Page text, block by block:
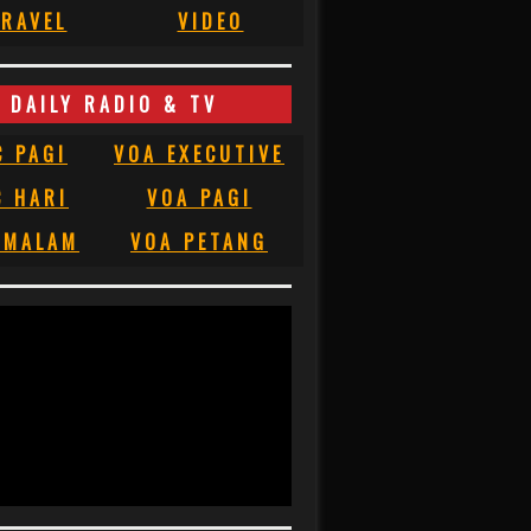
VIDEO
DAILY RADIO & TV
PAGI
VOA EXECUTIVE
HARI
VOA PAGI
VOA PETANG